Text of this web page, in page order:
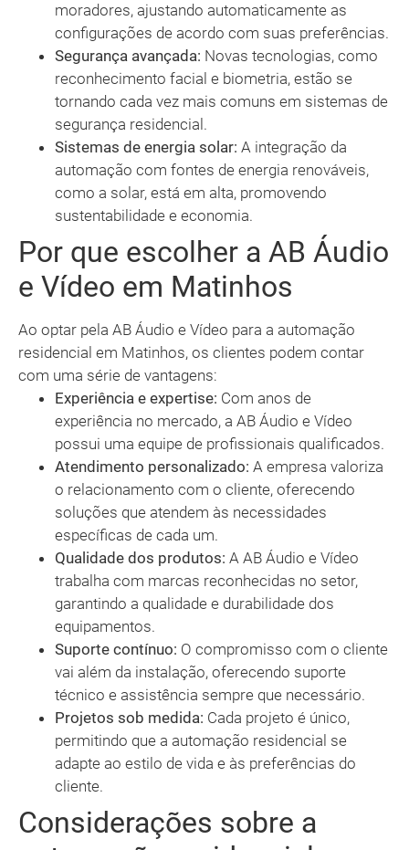
moradores, ajustando automaticamente as
configurações de acordo com suas preferências.
Segurança avançada: Novas tecnologias, como
reconhecimento facial e biometria, estão se
tornando cada vez mais comuns em sistemas de
segurança residencial.
Sistemas de energia solar: A integração da
automação com fontes de energia renováveis,
como a solar, está em alta, promovendo
sustentabilidade e economia.
Por que escolher a AB Áudio
e Vídeo em Matinhos
Ao optar pela AB Áudio e Vídeo para a automação
residencial em Matinhos, os clientes podem contar
com uma série de vantagens:
Experiência e expertise: Com anos de
experiência no mercado, a AB Áudio e Vídeo
possui uma equipe de profissionais qualificados.
Atendimento personalizado: A empresa valoriza
o relacionamento com o cliente, oferecendo
soluções que atendem às necessidades
específicas de cada um.
Qualidade dos produtos: A AB Áudio e Vídeo
trabalha com marcas reconhecidas no setor,
garantindo a qualidade e durabilidade dos
equipamentos.
Suporte contínuo: O compromisso com o cliente
vai além da instalação, oferecendo suporte
técnico e assistência sempre que necessário.
Projetos sob medida: Cada projeto é único,
permitindo que a automação residencial se
adapte ao estilo de vida e às preferências do
cliente.
Considerações sobre a